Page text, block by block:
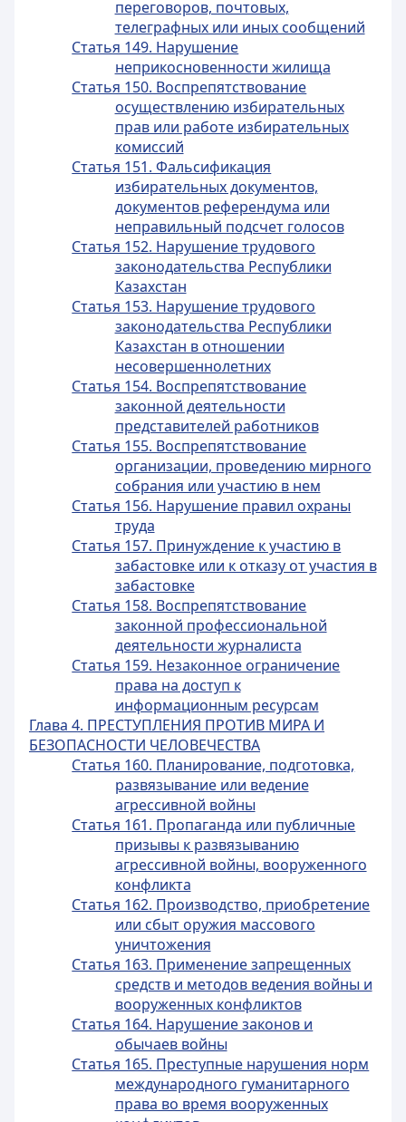
переговоров, почтовых,
телеграфных или иных сообщений
Статья 149. Нарушение
неприкосновенности жилища
Статья 150. Воспрепятствование
осуществлению избирательных
прав или работе избирательных
комиссий
Статья 151. Фальсификация
избирательных документов,
документов референдума или
неправильный подсчет голосов
Статья 152. Нарушение трудового
законодательства Республики
Казахстан
Статья 153. Нарушение трудового
законодательства Республики
Казахстан в отношении
несовершеннолетних
Статья 154. Воспрепятствование
законной деятельности
представителей работников
Статья 155. Воспрепятствование
организации, проведению мирного
собрания или участию в нем
Статья 156. Нарушение правил охраны
труда
Статья 157. Принуждение к участию в
забастовке или к отказу от участия в
забастовке
Статья 158. Воспрепятствование
законной профессиональной
деятельности журналиста
Статья 159. Незаконное ограничение
права на доступ к
информационным ресурсам
Глава 4. ПРЕСТУПЛЕНИЯ ПРОТИВ МИРА И
БЕЗОПАСНОСТИ ЧЕЛОВЕЧЕСТВА
Статья 160. Планирование, подготовка,
развязывание или ведение
агрессивной войны
Статья 161. Пропаганда или публичные
призывы к развязыванию
агрессивной войны, вооруженного
конфликта
Статья 162. Производство, приобретение
или сбыт оружия массового
уничтожения
Статья 163. Применение запрещенных
средств и методов ведения войны и
вооруженных конфликтов
Статья 164. Нарушение законов и
обычаев войны
Статья 165. Преступные нарушения норм
международного гуманитарного
права во время вооруженных